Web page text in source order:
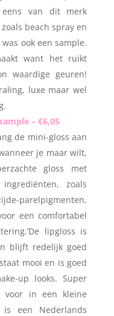
van dit merk
beach spray en
ook een sample.
want het ruikt
waardige geuren!
luxe maar wel
– €6,05
de mini-gloss aan
je maar wilt,
gloss met
zoals
een comfortabel
lipgloss is
blijft redelijk goed
mooi en is goed
up looks. Super
voor in een kleine
is een Nederlands